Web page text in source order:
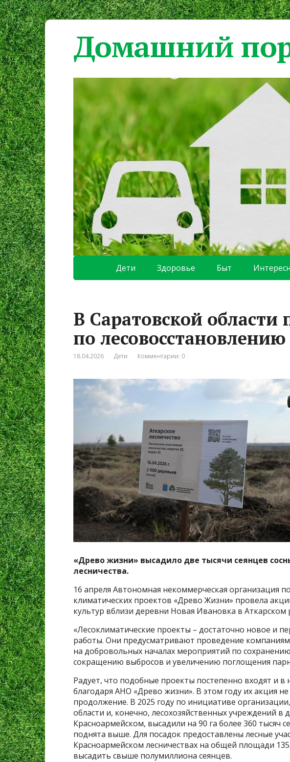
Домашний
Дети Здоровье Быт
В Саратовской
по лесовосстановлению
18.04.2026 Дети Комментарии: 0
«Древо жизни» высадило две тысячи сеянцев
лесничества.
16 апреля Автономная некоммерческая организация
климатических проектов «Древо Жизни» провела
культур вблизи деревни Новая Ивановка в Аткарском
«Лесоклиматические проекты – достаточно новое и
работы. Они предусматривают проведение
на добровольных началах мероприятий по
сокращению выбросов и увеличению поглощения
Радует, что подобные проекты постепенно входят и в
благодаря АНО «Древо жизни». В этом году их акция
продолжение. В 2025 году по инициативе
области и, конечно, лесохозяйственных учреждений в
Красноармейском, высадили на 90 га более 360 тысяч
поднята выше. Для посадок предоставлены лесные
Красноармейском лесничествах на общей площади
высадить свыше полумиллиона сеянцев.